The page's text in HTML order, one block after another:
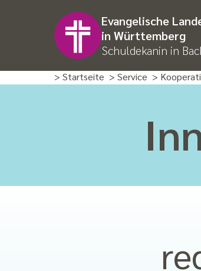
Evangelische
in Württemberg
Schuldekanin in
> Startseite > Service >